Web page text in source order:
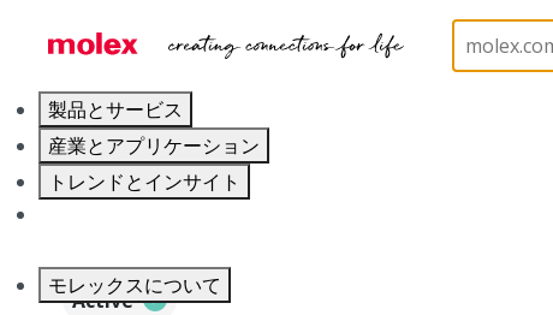
製品とサービス
産業とアプリケーション
トレンドとインサイト
モレックスについて
Board-to-Board Connectors
Active